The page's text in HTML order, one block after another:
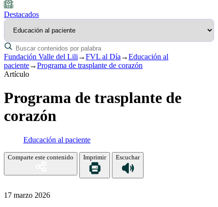
Destacados
Fundación Valle del Lili →FVL al Día →Educación al
paciente→Programa de trasplante de corazón
Artículo
Programa de trasplante de
corazón
Educación al paciente
Comparte este contenido Imprimir Escuchar
17 marzo 2026